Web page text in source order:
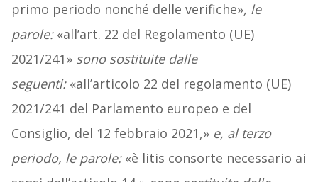
primo periodo nonché delle verifiche», le
parole:«all’art. 22 del Regolamento (UE)
2021/241» sono sostituite dalle
seguenti:«all’articolo 22 del regolamento (UE)
2021/241 del Parlamento europeo e del
Consiglio, del 12 febbraio 2021,» e, al terzo
periodo, le parole:«è litis consorte necessario ai